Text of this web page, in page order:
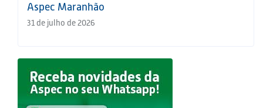
Aspec Maranhão
31 de julho de 2026